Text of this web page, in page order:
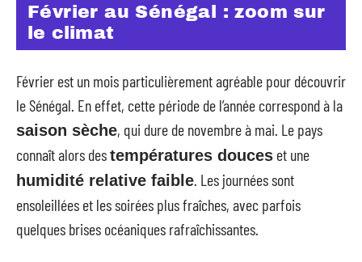
Février au Sénégal : zoom sur
le climat
Février est un mois particulièrement agréable pour découvrir
le Sénégal. En effet, cette période de l’année correspond à la
saison sèche, qui dure de novembre à mai. Le pays
connaît alors destempératures douces et une
humidité relative faible . Les journées sont
ensoleillées et les soirées plus fraîches, avec parfois
quelques brises océaniques rafraîchissantes.